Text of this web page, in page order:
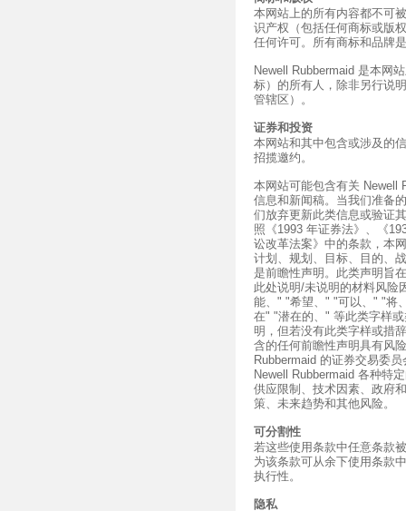
本网站上的所有内容都不可
识产权（包括任何商标或版
任何许可。所有商标和品牌
Newell Rubbermaid 是本网
标）的所有人，除非另行说
管辖区）。
证券和投资
本网站和其中包含或涉及的
招揽邀约。
本网站可能包含有关 Newell
信息和新闻稿。当我们准备
们放弃更新此类信息或验证
照《1993 年证券法》、《
讼改革法案》中的条款，本
计划、规划、目标、目的、
是前瞻性声明。此类声明旨
此处说明/未说明的材料风险
能、" "希望、" "可以、" "将
在" "潜在的、" 等此类字样
明，但若没有此类字样或措
含的任何前瞻性声明具有风
Rubbermaid 的证券交易委
Newell Rubbermaid 各种特
供应限制、技术因素、政府
策、未来趋势和其他风险。
可分割性
若这些使用条款中任意条款
为该条款可从余下使用条款
执行性。
隐私